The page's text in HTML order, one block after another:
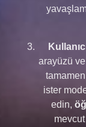
arayüzü ve
tamamen
ister
edin,
mevcut